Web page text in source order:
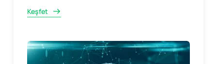
Keşfet